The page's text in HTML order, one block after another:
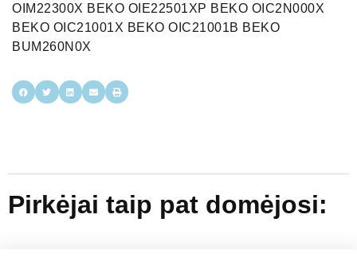
OIM22300X BEKO OIE22501XP BEKO OIC2N000X
BEKO OIC21001X BEKO OIC21001B BEKO
BUM260N0X
Pirkėjai taip pat domėjosi: